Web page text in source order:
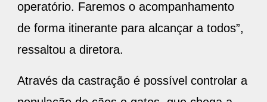
de forma itinerante para alcançar a todos”,
ressaltou a diretora.
população de cães e gatos, que chega a